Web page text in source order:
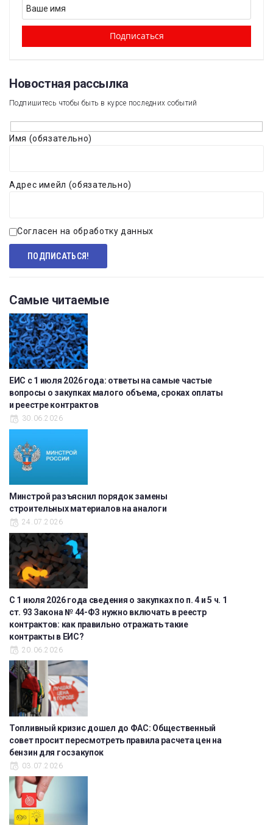
Новостная рассылка​
Подпишитесь чтобы быть в курсе последних событий
Имя (обязательно)
Адрес имейл (обязательно)
Согласен на обработку данных
Самые читаемые
ЕИС с 1 июля 2026 года: ответы на самые частые
вопросы о закупках малого объема, сроках оплаты
и реестре контрактов
30.06.2026
Минстрой разъяснил порядок замены
строительных материалов на аналоги
24.07.2026
С 1 июля 2026 года сведения о закупках по п. 4 и 5 ч. 1
ст. 93 Закона № 44-ФЗ нужно включать в реестр
контрактов: как правильно отражать такие
контракты в ЕИС?
20.06.2026
Топливный кризис дошел до ФАС: Общественный
совет просит пересмотреть правила расчета цен на
бензин для госзакупок
03.07.2026